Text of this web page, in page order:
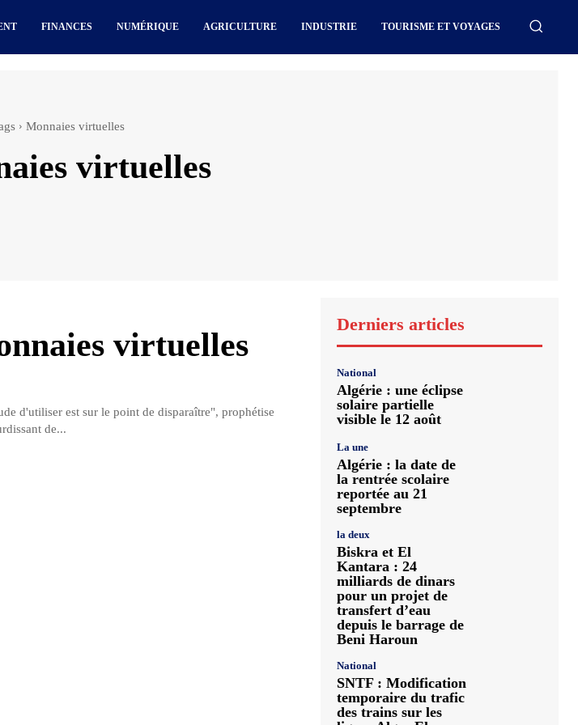
FINANCES NUMÉRIQUE AGRICULTURE INDUSTRIE TOURISME ET VOYAGES
Monnaies virtuelles
virtuelles
virtuelles
d'utiliser est sur le point de disparaître", prophétise
de...
Derniers articles
National
Algérie : une éclipse
solaire partielle
visible le 12 août
La une
Algérie : la date de
la rentrée scolaire
reportée au 21
septembre
la deux
Biskra et El
Kantara : 24
milliards de dinars
pour un projet de
transfert d’eau
depuis le barrage de
Beni Haroun
National
SNTF : Modification
temporaire du trafic
des trains sur les